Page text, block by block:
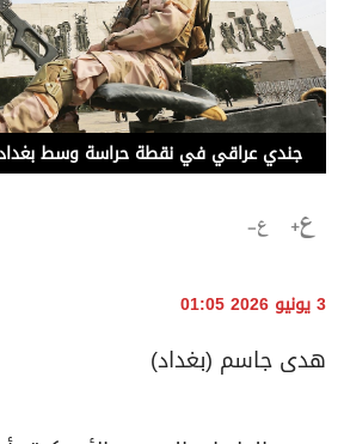
جندي عراقي في نقطة حراسة وسط بغداد
3 يونيو 2026 01:05
هدى جاسم (بغداد)